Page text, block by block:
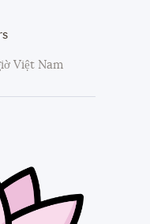
Việt Nam